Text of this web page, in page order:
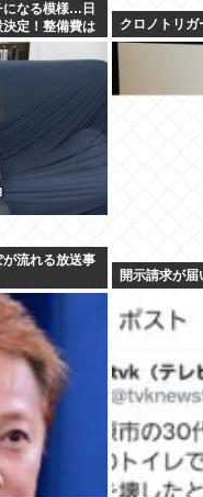
になる模様…日
定！整備費は
クロノトリ
流れる放送事
開示請求が